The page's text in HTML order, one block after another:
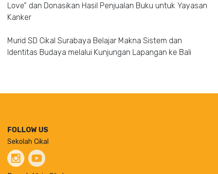
Love” dan Donasikan Hasil Penjualan Buku untuk Yayasan
Kanker
Murid SD Cikal Surabaya Belajar Makna Sistem dan
Identitas Budaya melalui Kunjungan Lapangan ke Bali
FOLLOW US
Sekolah Cikal